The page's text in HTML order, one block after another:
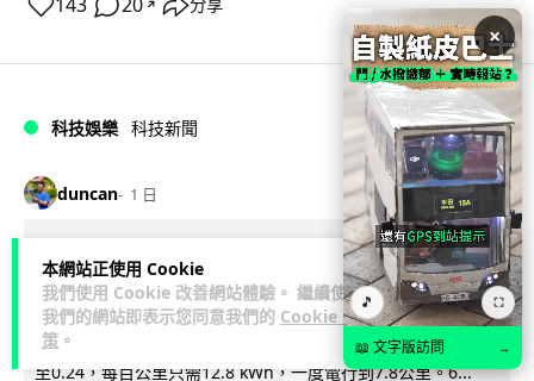
本網站正使用 Cookie
我們使用 Cookie 改善網站體驗。 繼續使用
我們的網站即表示您同意我們的 Cookie 政
策 。
143 20 ↗ 分享
科技娛樂 科技新聞
duncan 1 日
Audi 最慳電量產車現身 A2 e-tron 迷
彩造型曝光 快充 26 分鐘充滿 8 成電
Audi 呢部新車，能耗竟然係25年前嘅一半。 A2 e-tron 風阻低
至0.24，每百公里只需12.8 kWh，一度電行到7.8公里。6...
×
🎵 ⛶
📖 文字版訪問 →